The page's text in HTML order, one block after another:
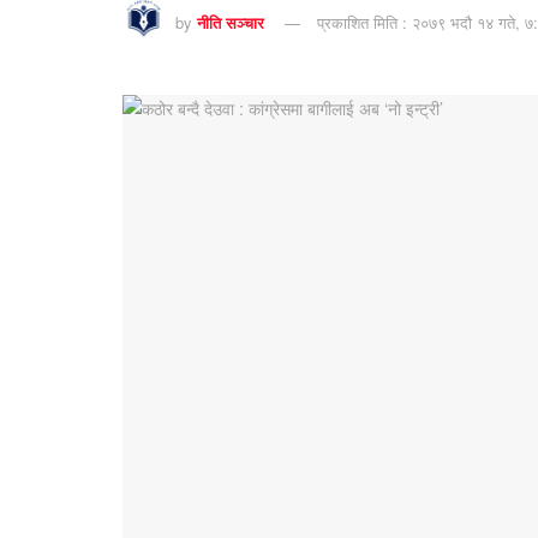
by नीति सञ्चार प्रकाशित मिति : २०७९ भदौ १४ गते,